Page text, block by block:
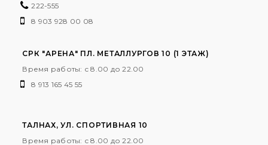
222-555
8 903 928 00 08
СРК "АРЕНА" ПЛ. МЕТАЛЛУРГОВ 10 (1 ЭТАЖ)
Время работы: с 8.00 до 22.00
8 913 165 45 55
ТАЛНАХ, УЛ. СПОРТИВНАЯ 10
Время работы: с 8.00 до 22.00